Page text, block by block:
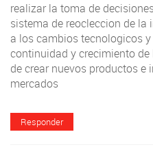
realizar la toma de
sistema de reocleccion de
a los cambios tecnologicos
continuidad y crecimiento
de crear nuevos productos e
mercados
Responder